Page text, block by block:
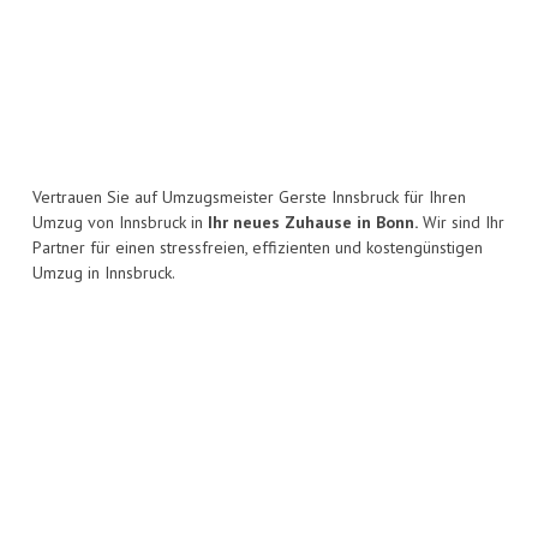
Vertrauen Sie auf Umzugsmeister Gerste Innsbruck für Ihren
Umzug von Innsbruck in Ihr neues Zuhause in Bonn. Wir sind Ihr
Partner für einen stressfreien, effizienten und kostengünstigen
Umzug in Innsbruck.